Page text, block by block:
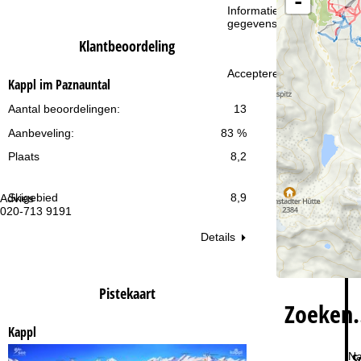
Informatie over de
gegevensbescherming
Accepteren
Advies
020-713 9191
vr:
Klantbeoordeling
Kappl im Paznauntal
13
Aantal beoordelingen:
83 %
Aanbeveling:
Plaats
8,2
Skigebied 8,9
Details
Pistekaart
Kappl
n
a